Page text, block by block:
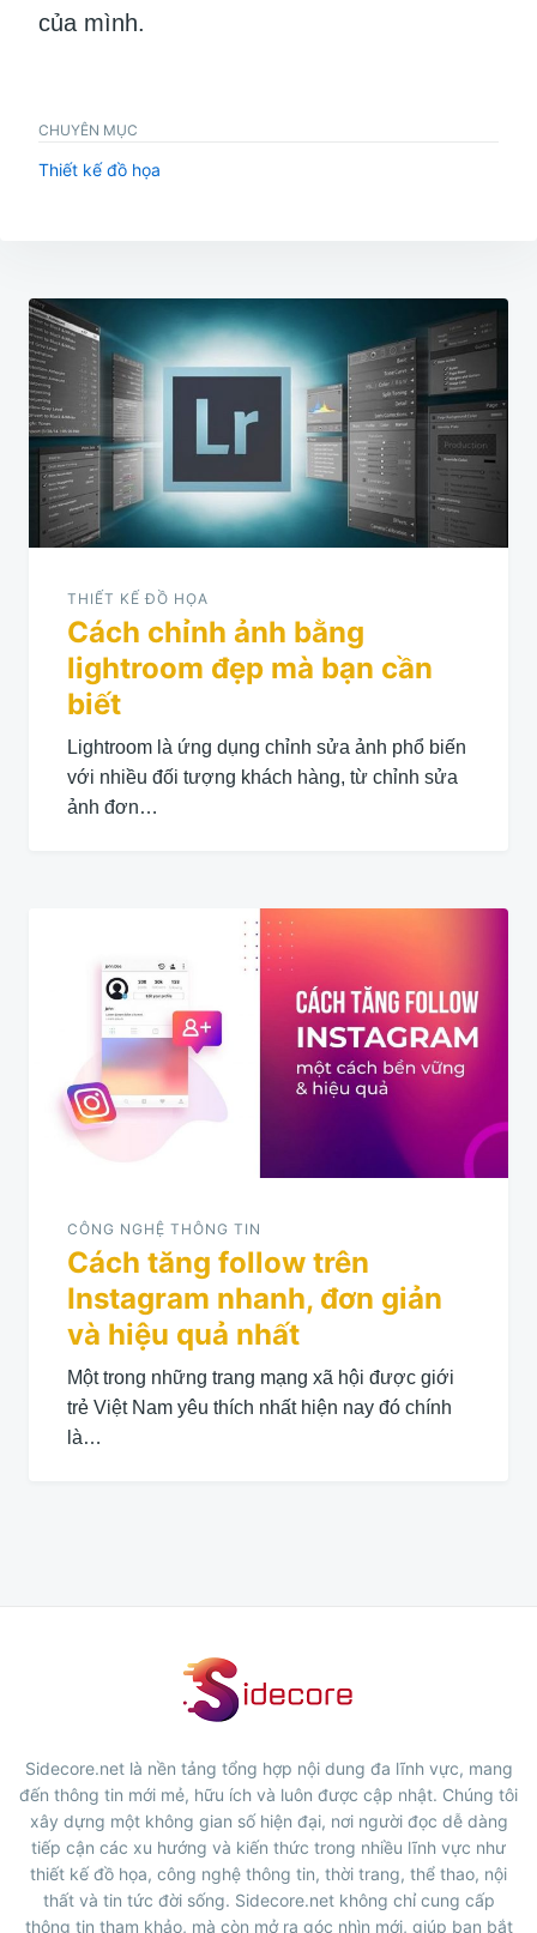
của mình.
CHUYÊN MỤC
Thiết kế đồ họa
Điều
hướng
bài
viết
THIẾT KẾ ĐỒ HỌA
Cách chỉnh ảnh bằng
lightroom đẹp mà bạn cần
biết
Lightroom là ứng dụng chỉnh sửa ảnh phổ biến
với nhiều đối tượng khách hàng, từ chỉnh sửa
ảnh đơn…
CÔNG NGHỆ THÔNG TIN
Cách tăng follow trên
Instagram nhanh, đơn giản
và hiệu quả nhất
Một trong những trang mạng xã hội được giới
trẻ Việt Nam yêu thích nhất hiện nay đó chính
là…
Sidecore.net là nền tảng tổng hợp nội dung đa lĩnh vực, mang
đến thông tin mới mẻ, hữu ích và luôn được cập nhật. Chúng tôi
xây dựng một không gian số hiện đại, nơi người đọc dễ dàng
tiếp cận các xu hướng và kiến thức trong nhiều lĩnh vực như
thiết kế đồ họa, công nghệ thông tin, thời trang, thể thao, nội
thất và tin tức đời sống. Sidecore.net không chỉ cung cấp
thông tin tham khảo, mà còn mở ra góc nhìn mới, giúp bạn bắt